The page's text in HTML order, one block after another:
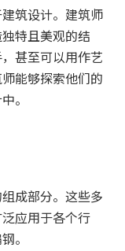
筑设计。建筑师
特且美观的结
甚至可以用作艺
能够探索他们的
。
成部分。这些多
应用于各个行
。